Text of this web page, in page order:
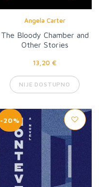
Angela Carter
The Bloody Chamber and
Other Stories
13,20 €
NIJE DOSTUPNO
-20%